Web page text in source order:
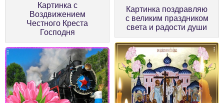
Картинка с
Воздвижением
Честного Креста
Господня
Картинка поздравляю
с великим праздником
света и радости души